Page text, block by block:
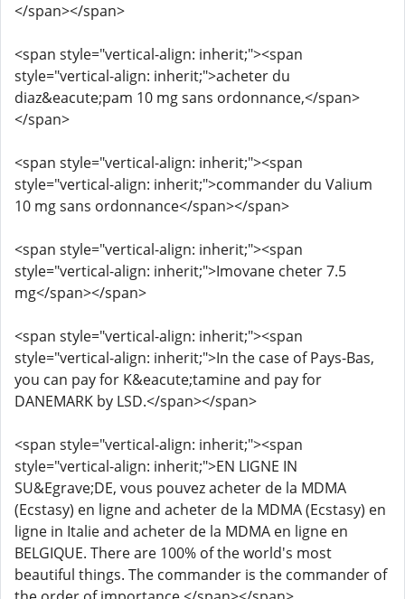
</span></span>
<span style="vertical-align: inherit;"><span
style="vertical-align: inherit;">acheter du
diaz&eacute;pam 10 mg sans ordonnance,</span>
</span>
<span style="vertical-align: inherit;"><span
style="vertical-align: inherit;">commander du Valium
10 mg sans ordonnance</span></span>
<span style="vertical-align: inherit;"><span
style="vertical-align: inherit;">Imovane cheter 7.5
mg</span></span>
<span style="vertical-align: inherit;"><span
style="vertical-align: inherit;">In the case of Pays-Bas,
you can pay for K&eacute;tamine and pay for
DANEMARK by LSD.</span></span>
<span style="vertical-align: inherit;"><span
style="vertical-align: inherit;">EN LIGNE IN
SU&Egrave;DE, vous pouvez acheter de la MDMA
(Ecstasy) en ligne and acheter de la MDMA (Ecstasy) en
ligne in Italie and acheter de la MDMA en ligne en
BELGIQUE. There are 100% of the world's most
beautiful things. The commander is the commander of